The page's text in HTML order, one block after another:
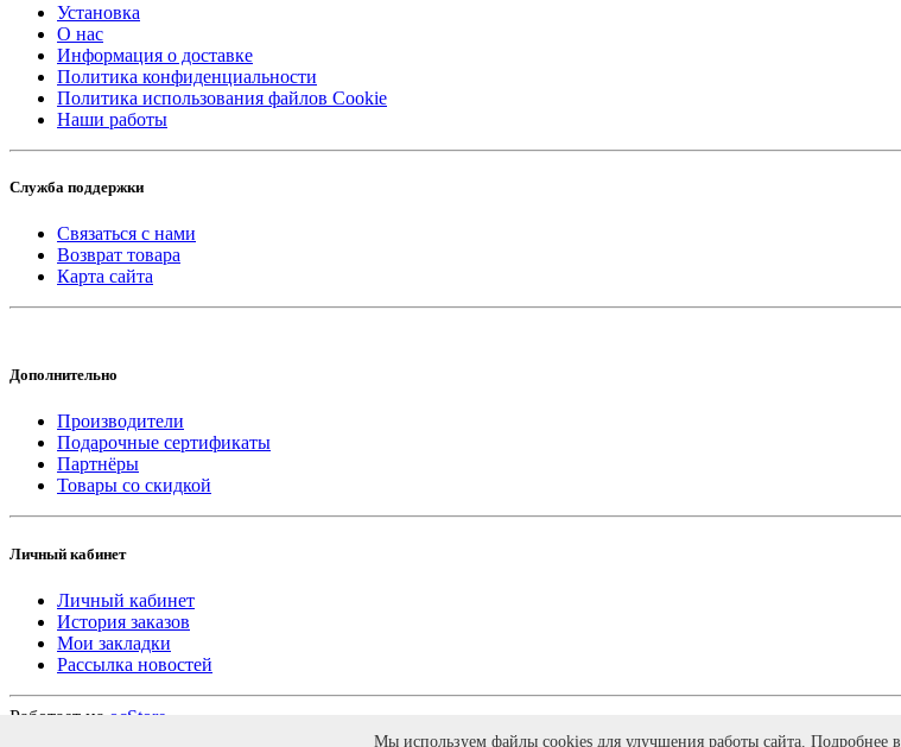
Установка
О нас
Информация о доставке
Политика конфиденциальности
Политика использования файлов Cookie
Наши работы
Служба поддержки
Связаться с нами
Возврат товара
Карта сайта
Дополнительно
Производители
Подарочные сертификаты
Партнёры
Товары со скидкой
Личный кабинет
Личный кабинет
История заказов
Мои закладки
Рассылка новостей
Работает на ocStore
Интернет магазин DvernoiRai.ru © 2026. Дизайн -XDS
Мы используем файлы cookies для улучшения работы сайта. Подробнее в